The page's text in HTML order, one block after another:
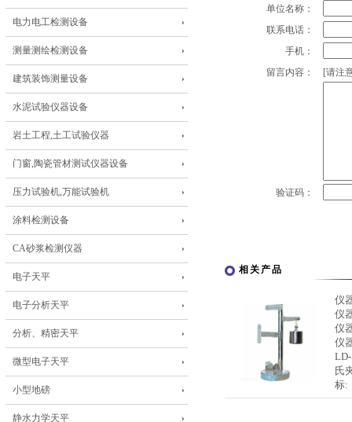
电力电工检测设备
测量测绘检测设备
建筑装饰测量设备
水泥试验仪器设备
岩土工程,土工试验仪器
门窗,陶瓷管材测试仪器设备
压力试验机,万能试验机
涂料检测设备
CA砂浆检测仪器
电子天平
电子分析天平
分析、精密天平
微型电子天平
小型地磅
静水力学天平
单位名称：
联系电话：
手机：
留言内容：
[请注
验证码：
相关产品
仪
仪
仪
仪
氏
标: